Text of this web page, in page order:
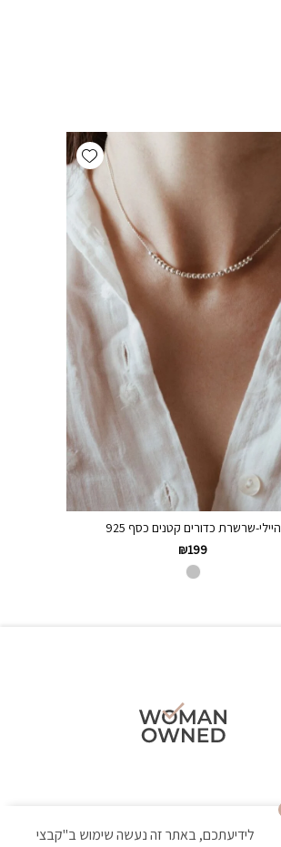
Add wishlist
היילי-שרשרת כדורים קטנים כסף 925
₪199
לידיעתכם, באתר זה נעשה שימוש ב"קבצי